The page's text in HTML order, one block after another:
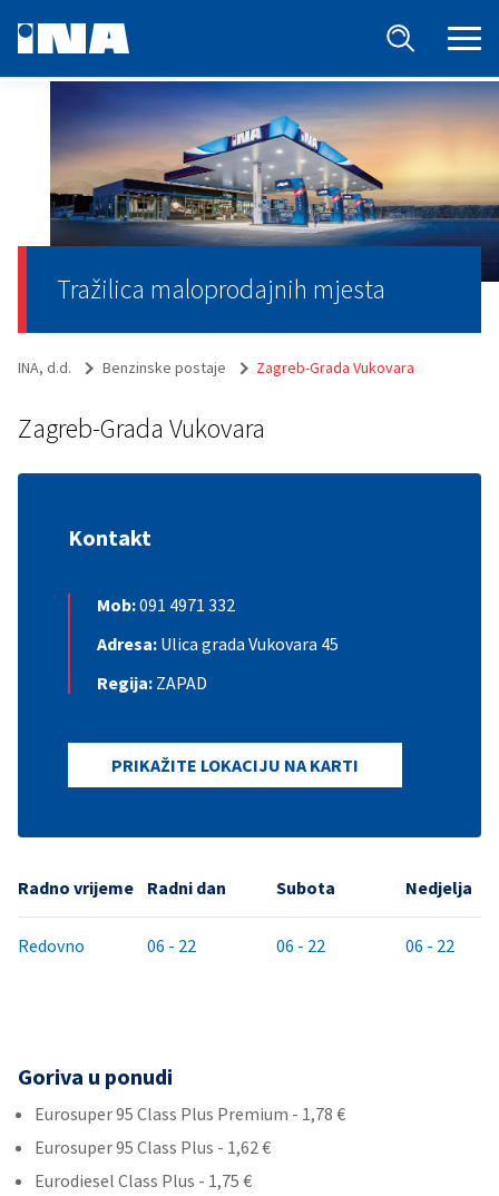
Tražilica maloprodajnih mjesta
INA, d.d. Benzinske postaje Zagreb-Grada Vukovara
Zagreb-Grada Vukovara
Kontakt
Mob:091 4971 332
Adresa: Ulica grada Vukovara 45
Regija: ZAPAD
PRIKAŽITE LOKACIJU NA KARTI
Radno vrijeme Radni dan Subota Nedjelja
Redovno 06 - 22 06 - 22 06 - 22
Goriva u ponudi
Eurosuper 95 Class Plus Premium - 1,78 €
Eurosuper 95 Class Plus - 1,62 €
Eurodiesel Class Plus - 1,75 €